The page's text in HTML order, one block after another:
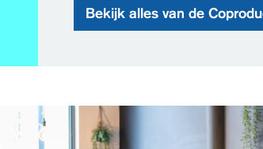
Bekijk alles van de